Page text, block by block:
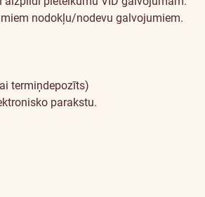
nodokļu/nodevu galvojumiem.
termiņdepozīts)
parakstu.